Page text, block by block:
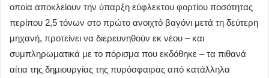
οποία αποκλείουν την ύπαρξη εύφλεκτου φορτίου ποσότητας
περίπου 2,5 τόνων στο πρώτο ανοιχτό βαγόνι μετά τη δεύτερη
μηχανή, προτείνει να διερευνηθούν εκ νέου – και
συμπληρωματικά με το πόρισμα που εκδόθηκε – τα πιθανά
αίτια της δημιουργίας της πυρόσφαιρας από κατάλληλα